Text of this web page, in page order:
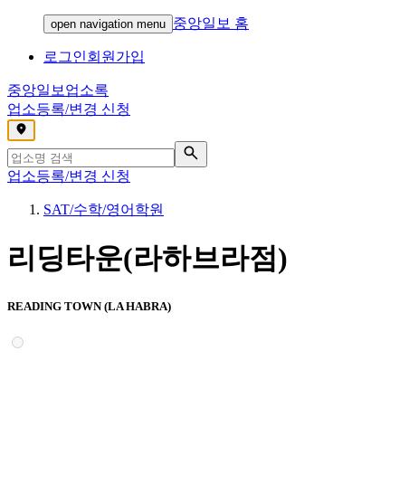
open navigation menu 중앙일보 홈
로그인회원가입
중앙일보 업소록
업소등록/변경 신청
,
업소등록/변경 신청
SAT/수학/영어학원
리딩타운(라하브라점)
READING TOWN (LA HABRA)